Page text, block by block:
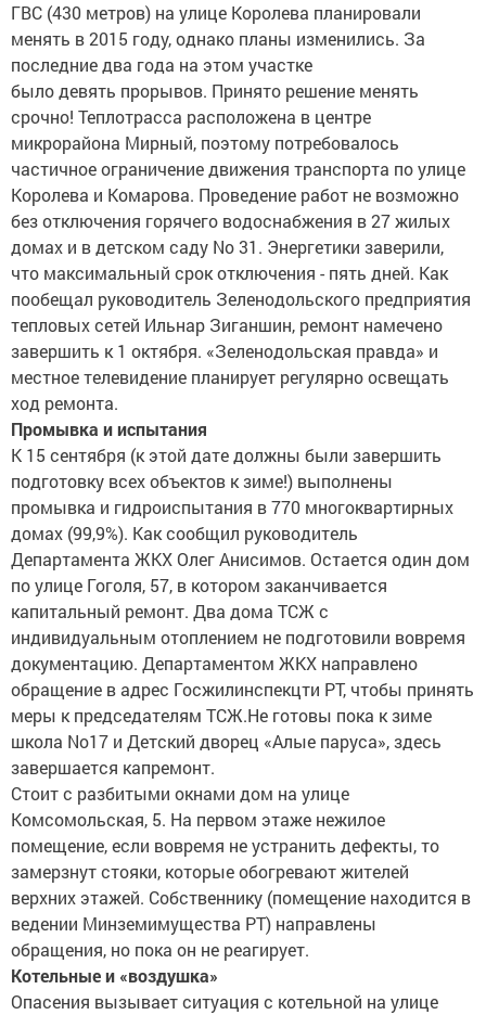
ГВС (430 метров) на улице Королева планировали
менять в 2015 году, однако планы изменились. За
последние два года на этом участке
было девять прорывов. Принято решение менять
срочно! Теплотрасса расположена в центре
микрорайона Мирный, поэтому потребовалось
частичное ограничение движения транспорта по улице
Королева и Комарова. Проведение работ не возможно
без отключения горячего водоснабжения в 27 жилых
домах и в детском саду No 31. Энергетики заверили,
что максимальный срок отключения - пять дней. Как
пообещал руководитель Зеленодольского предприятия
тепловых сетей Ильнар Зиганшин, ремонт намечено
завершить к 1 октября. «Зеленодольская правда» и
местное телевидение планирует регулярно освещать
ход ремонта.
Промывка и испытания
К 15 сентября (к этой дате должны были завершить
подготовку всех объектов к зиме!) выполнены
промывка и гидроиспытания в 770 многоквартирных
домах (99,9%). Как сообщил руководитель
Департамента ЖКХ Олег Анисимов. Остается один дом
по улице Гоголя, 57, в котором заканчивается
капитальный ремонт. Два дома ТСЖ с
индивидуальным отоплением не подготовили вовремя
документацию. Департаментом ЖКХ направлено
обращение в адрес Госжилинспекцти РТ, чтобы принять
меры к председателям ТСЖ.Не готовы пока к зиме
школа No17 и Детский дворец «Алые паруса», здесь
завершается капремонт.
Стоит с разбитыми окнами дом на улице
Комсомольская, 5. На первом этаже нежилое
помещение, если вовремя не устранить дефекты, то
замерзнут стояки, которые обогревают жителей
верхних этажей. Собственнику (помещение находится в
ведении Минземимущества РТ) направлены
обращения, но пока он не реагирует.
Котельные и «воздушка»
Опасения вызывает ситуация с котельной на улице